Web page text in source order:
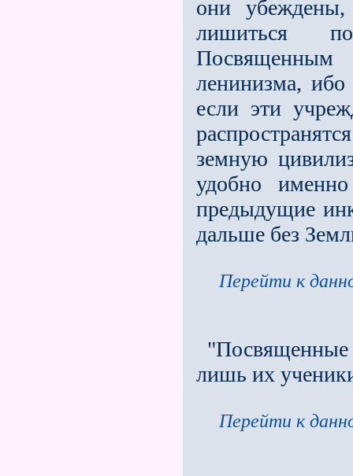
они убеждены,
лишиться
ленинизма, ибо
если эти
земную
удобно
предыдущие
дальше без
Перейти к
"Посвященные
лишь их
Перейти к